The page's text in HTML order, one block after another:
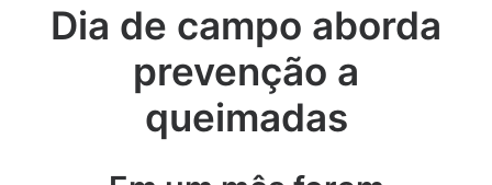
NOTÍCIAS
JANELA DO CONHECIMENTO
Dia de campo aborda
prevenção a
queimadas